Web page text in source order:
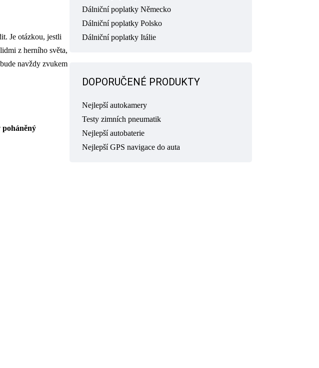
Je otázkou, jestli
z herního světa,
navždy zvukem
Dálniční poplatky Německo
Dálniční poplatky Polsko
Dálniční poplatky Itálie
DOPORUČENÉ PRODUKTY
Nejlepší autokamery
Testy zimních pneumatik
Nejlepší autobaterie
Nejlepší GPS navigace do auta